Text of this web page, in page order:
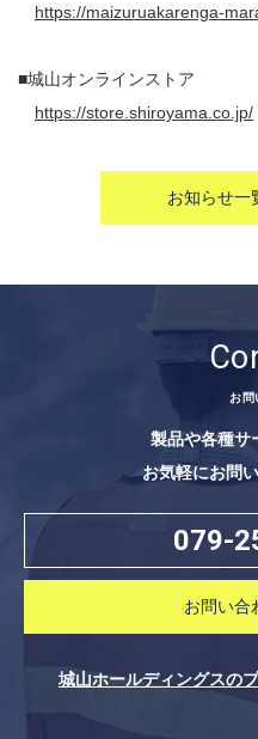
https://maizuruakarenga-
■城山オンラインストア
https://store.shiroyama.co.jp/
お知らせ一
お問
製品や各種サ
お気軽にお問
079-
お問い合
城山ホールディングスの